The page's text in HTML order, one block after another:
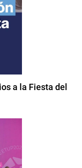
a la Fiesta del